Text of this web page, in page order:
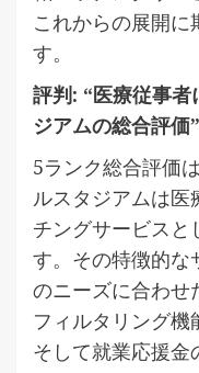
これからの展開に
す。
評判: “医療従事
ジアムの総合評価”
5ランク総合評価
ルスタジアムは医
チングサービスと
す。その特徴的な
のニーズに合わせ
フィルタリング機
そして就業応援金